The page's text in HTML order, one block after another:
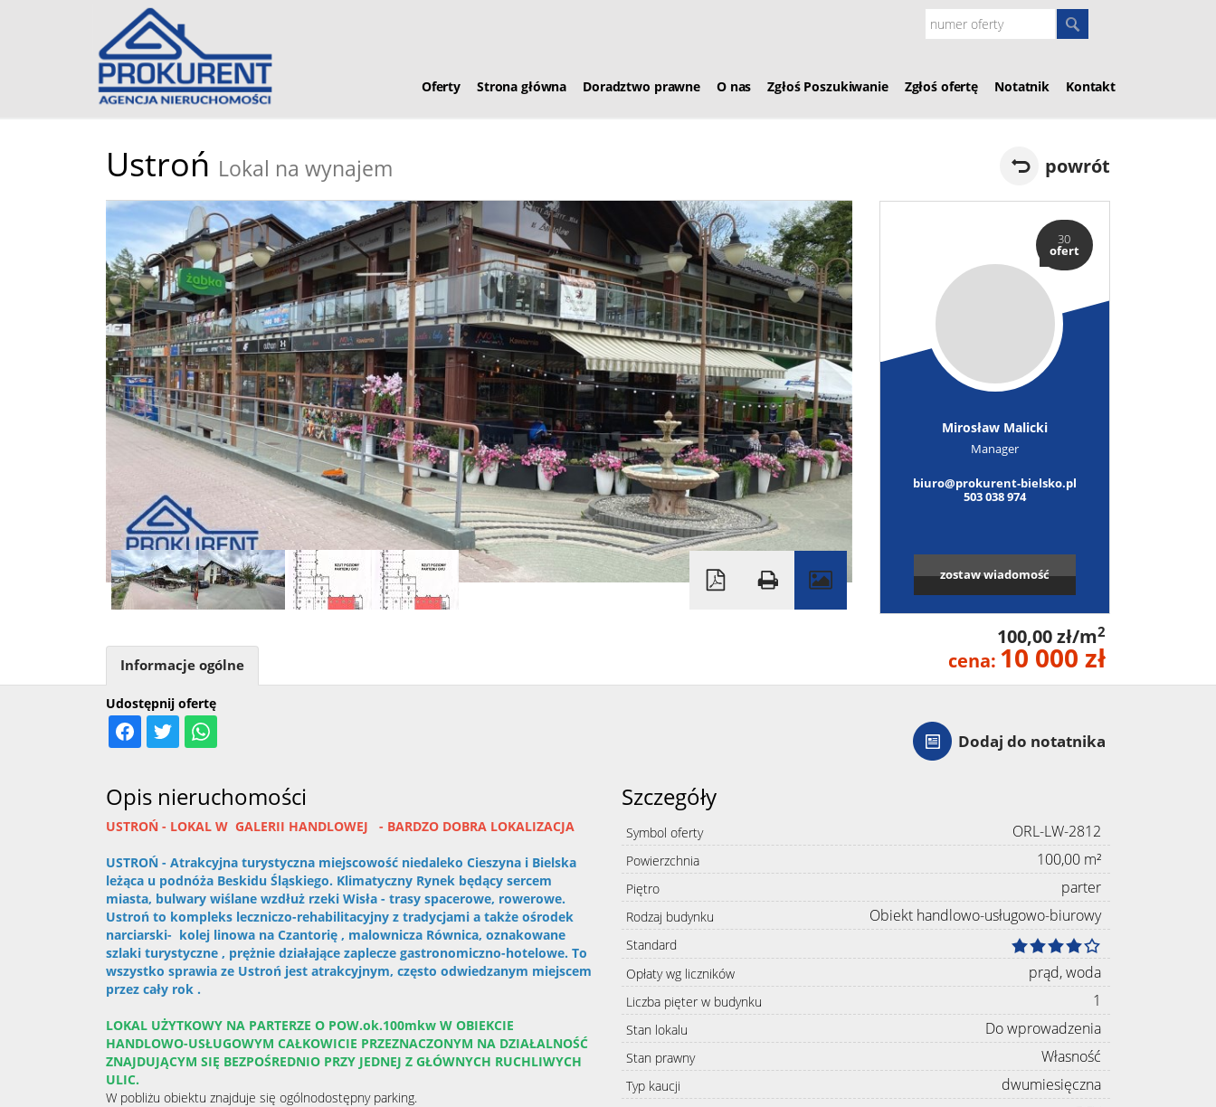
Oferty Strona główna Doradztwo prawne O nas Zgłoś Poszukiwanie Zgłoś ofertę Notatnik Kontakt
Ustroń Lokal na wynajem powrót
30
ofert
Mirosław Malicki
Manager
biuro@prokurent-bielsko.pl
503 038 974
zostaw wiadomość
100,00 zł/m2
cena: 10 000 zł
Dodaj do notatnika
Udostępnij ofertę
Informacje ogólne
Opis nieruchomości
USTROŃ - LOKAL W GALERII HANDLOWEJ - BARDZO DOBRA LOKALIZACJA
USTROŃ - Atrakcyjna turystyczna miejscowość niedaleko Cieszyna i Bielska
leżąca u podnóża Beskidu Śląskiego. Klimatyczny Rynek będący sercem
miasta, bulwary wiślane wzdłuż rzeki Wisła - trasy spacerowe, rowerowe.
Ustroń to kompleks leczniczo-rehabilitacyjny z tradycjami a także ośrodek
narciarski- kolej linowa na Czantorię , malownicza Równica, oznakowane
szlaki turystyczne , prężnie działające zaplecze gastronomiczno-hotelowe. To
wszystko sprawia ze Ustroń jest atrakcyjnym, często odwiedzanym miejscem
przez cały rok .
LOKAL UŻYTKOWY NA PARTERZE O POW.ok.100mkw W OBIEKCIE
HANDLOWO-USŁUGOWYM CAŁKOWICIE PRZEZNACZONYM NA DZIAŁALNOŚĆ
ZNAJDUJĄCYM SIĘ BEZPOŚREDNIO PRZY JEDNEJ Z GŁÓWNYCH RUCHLIWYCH
ULIC.
W pobliżu obiektu znajduje się ogólnodostępny parking.
Szczegóły
Symbol oferty ORL-LW-2812
Powierzchnia 100,00 m²
Piętro parter
Rodzaj budynku Obiekt handlowo-usługowo-biurowy
Standard
Opłaty wg liczników
prąd, woda
Liczba pięter w budynku 1
Stan lokalu Do wprowadzenia
Stan prawny Własność
Typ kaucji dwumiesięczna